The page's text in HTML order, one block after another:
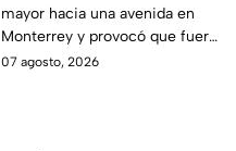
avenida y provocó que
fuera 4rroll4do
mayor hacia una avenida en
Monterrey y provocó que fuera
4rroll4do; el momento quedó
07 agosto, 2026